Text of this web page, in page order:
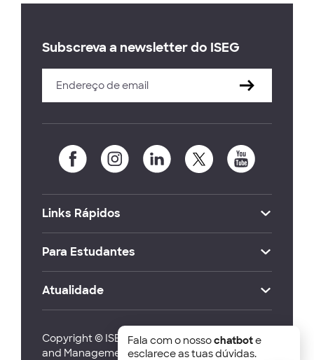
Subscreva a newsletter do ISEG
Links Rápidos
Para Estudantes
Atualidade
Copyright © ISEG Lisbon School of Economics
and Management 2026
Fala com o nossochatbote
esclarece as tuas dúvidas.